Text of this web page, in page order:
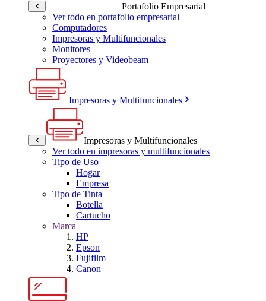
Portafolio Empresarial
Ver todo en portafolio empresarial
Computadores
Impresoras y Multifuncionales
Monitores
Proyectores y Videobeam
Impresoras y Multifuncionales
Impresoras y Multifuncionales
Ver todo en impresoras y multifuncionales
Tipo de Uso
Hogar
Empresa
Tipo de Tinta
Botella
Cartucho
Marca
HP
Epson
Fujifilm
Canon